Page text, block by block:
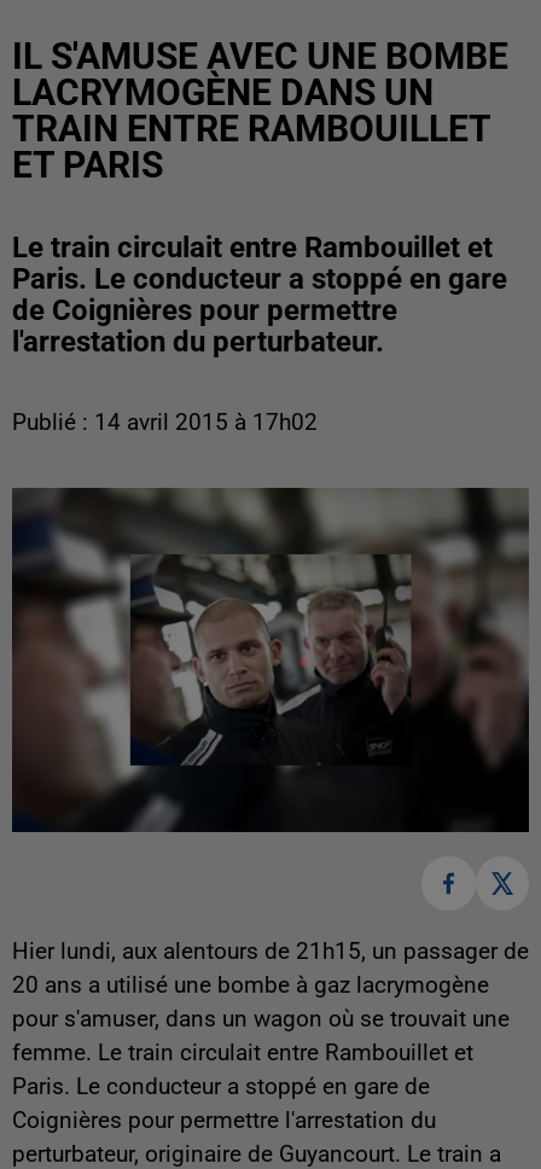
IL S'AMUSE AVEC UNE BOMBE
LACRYMOGÈNE DANS UN
TRAIN ENTRE RAMBOUILLET
ET PARIS
Le train circulait entre Rambouillet et
Paris. Le conducteur a stoppé en gare
de Coignières pour permettre
l'arrestation du perturbateur.
Publié : 14 avril 2015 à 17h02
Hier lundi, aux alentours de 21h15, un passager de
20 ans a utilisé une bombe à gaz lacrymogène
pour s'amuser, dans un wagon où se trouvait une
femme. Le train circulait entre Rambouillet et
Paris. Le conducteur a stoppé en gare de
Coignières pour permettre l'arrestation du
perturbateur, originaire de Guyancourt. Le train a